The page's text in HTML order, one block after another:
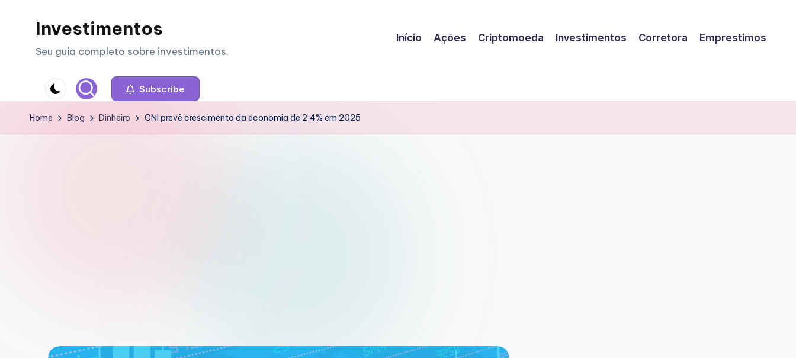
Investimentos
Seu guia completo sobre investimentos.
Início Ações Criptomoeda Investimentos Corretora Emprestimos
Subscribe
Home Blog Dinheiro CNI prevê crescimento da economia de 2,4% em 2025